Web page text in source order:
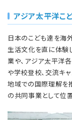
アジア太平洋こ
日本のこども達を海
生活文化を直に体験
業や、アジア太平洋
や学校登校、交流キ
地域での国際理解を
の共同事業として位